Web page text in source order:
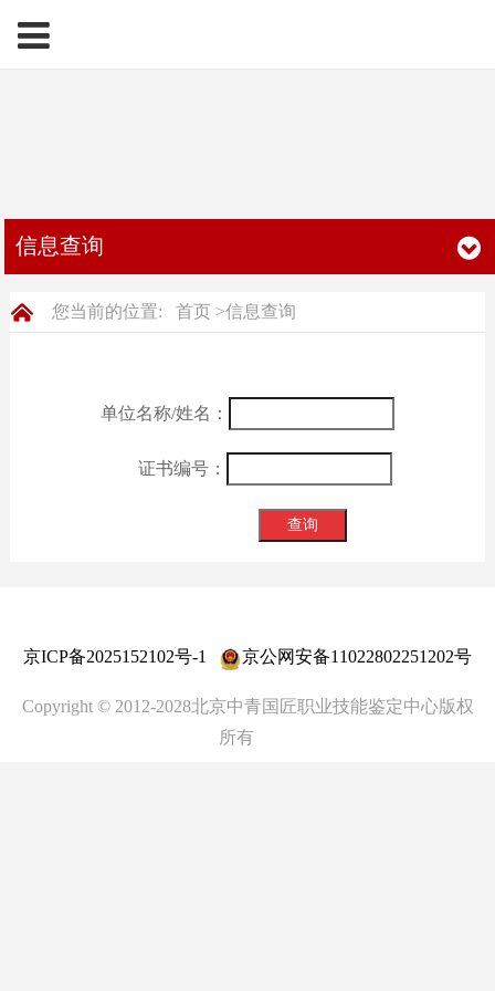
信息查询
您当前的位置: 首页>信息查询
单位名称/姓名：
证书编号：
京ICP备2025152102号-1 京公网安备11022802251202号
Copyright © 2012-2028北京中青国匠职业技能鉴定中心版权
所有